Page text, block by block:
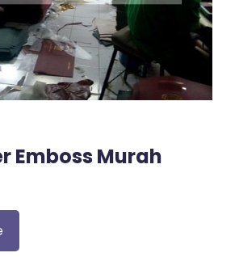
Emboss Murah